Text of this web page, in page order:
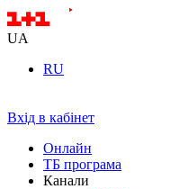
UA
RU
Вхід в кабінет
Онлайн
ТБ програма
Канали